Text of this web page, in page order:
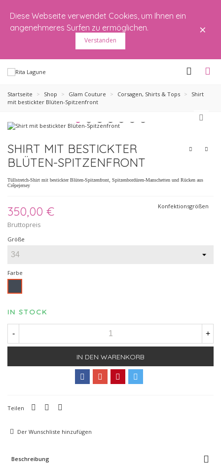
Diese Webseite verwendet Cookies, um Ihnen ein
angenehmeres Surfen zu ermöglichen.
Verstanden
×
Startseite > Shop > Glam Couture > Corsagen, Shirts & Tops >
Shirt
mit bestickter Blüten-Spitzenfront
SHIRT MIT BESTICKTER
BLÜTEN-SPITZENFRONT
Tüllstretch-Shirt mit bestickter Blüten-Spitzenfront, Spitzenbordüren-Manschetten und Rücken aus
Crêpejersey
350,00 €
Bruttopreis
Konfektionsgrößen
Größe
Farbe
IN STOCK
- +
IN DEN WARENKORB
Teilen
Der Wunschliste hinzufügen
Beschreibung